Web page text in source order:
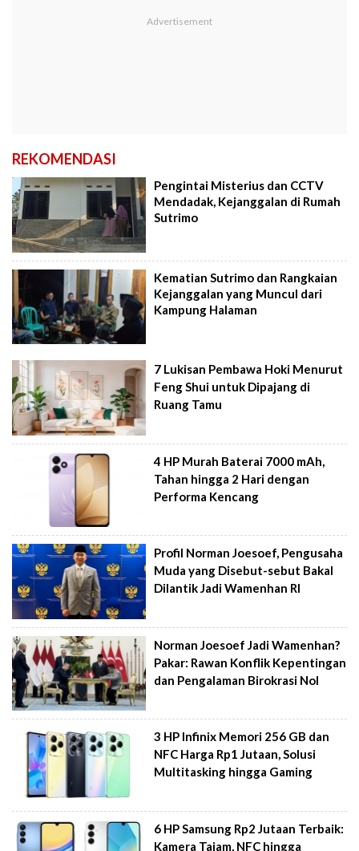
REKOMENDASI
Pengintai Misterius dan CCTV
Mendadak, Kejanggalan di Rumah
Sutrimo
Kematian Sutrimo dan Rangkaian
Kejanggalan yang Muncul dari
Kampung Halaman
7 Lukisan Pembawa Hoki Menurut
Feng Shui untuk Dipajang di
Ruang Tamu
4 HP Murah Baterai 7000 mAh,
Tahan hingga 2 Hari dengan
Performa Kencang
Profil Norman Joesoef, Pengusaha
Muda yang Disebut-sebut Bakal
Dilantik Jadi Wamenhan RI
Norman Joesoef Jadi Wamenhan?
Pakar: Rawan Konflik Kepentingan
dan Pengalaman Birokrasi Nol
3 HP Infinix Memori 256 GB dan
NFC Harga Rp1 Jutaan, Solusi
Multitasking hingga Gaming
6 HP Samsung Rp2 Jutaan Terbaik:
Kamera Tajam, NFC hingga